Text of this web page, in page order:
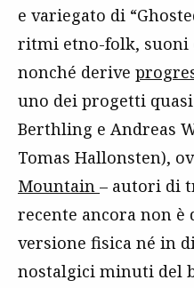
e variegato di
ritmi etno-folk, suoni
nonché derive
uno dei progetti
Berthling e Andreas
Tomas Hallonsten),
Mountain – autori di
recente ancora non
versione fisica né in
nostalgici minuti del